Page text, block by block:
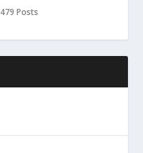
479 Posts